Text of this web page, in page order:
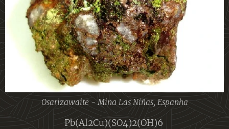
Osarizawaite - Mina Las Niñas, Espanha
Pb(Al2Cu)(SO4)2(OH)6